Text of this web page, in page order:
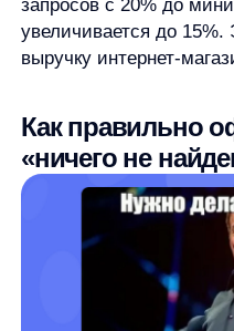
Предложите понятное
сообщение, извинение и
по дальнейшим
„смартфон Nokia“?»
Удержите клиентас
альтернатив:
Покажите похожие
Предложите
текущие акции
Добавьте
рекомендации на